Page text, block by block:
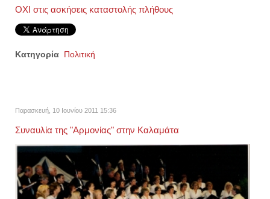
ΟΧΙ στις ασκήσεις καταστολής πλήθους
Κατηγορία Πολιτική
Παρασκευή, 10 Ιουνίου 2011 15:36
Συναυλία της "Αρμονίας" στην Καλαμάτα